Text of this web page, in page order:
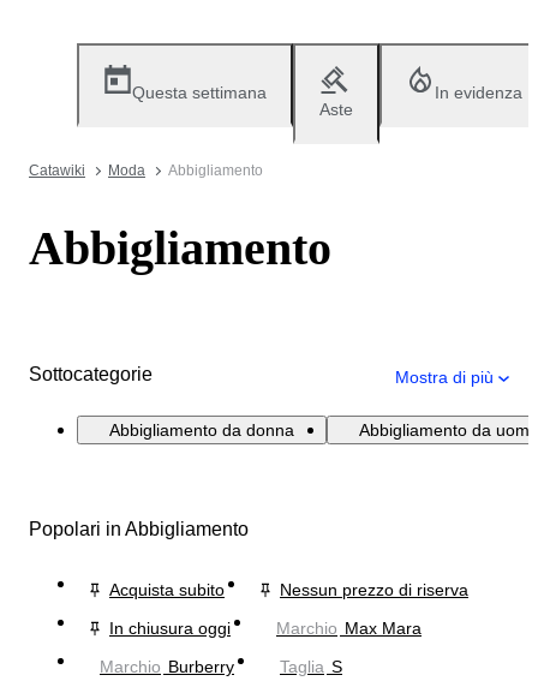
Questa settimana
Aste
In evidenza
Catawiki Moda Abbigliamento
Abbigliamento
Sottocategorie Mostra di più
Abbigliamento da donna Abbigliamento da uomo
Popolari in Abbigliamento
Acquista subito
Nessun prezzo di riserva
In chiusura oggi
Marchio Max Mara
Marchio Burberry Taglia S